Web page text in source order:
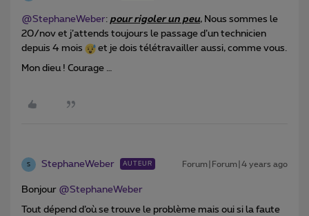
@StephaneWeber: pour rigoler un peu, Nous sommes le
20/nov et j’attends toujours le passage d’un technicien
depuis 4 mois
et je dois télétravailler aussi, comme vous.
Mon dieu ! Courage …
S StephaneWeber AUTEUR Forum|Forum|4 years ago
Bonjour @StephaneWeber
Tout dépend d’où se trouve le problème mais oui si la faute